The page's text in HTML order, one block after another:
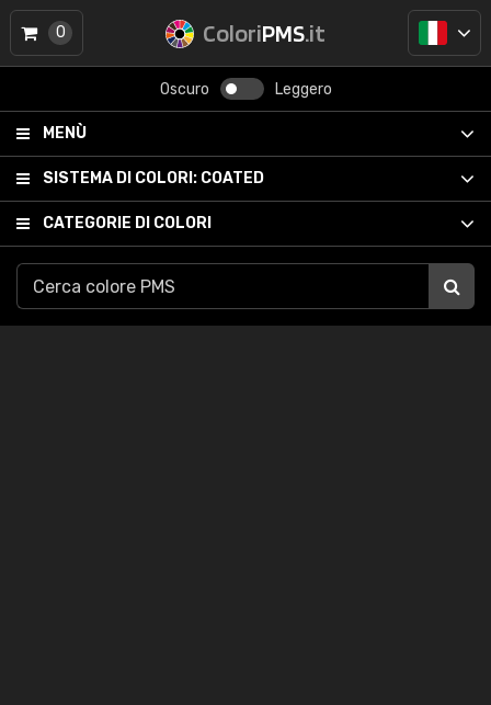
ColoriPMS.it
Oscuro Leggero
MENÙ
SISTEMA DI COLORI: COATED
CATEGORIE DI COLORI
0